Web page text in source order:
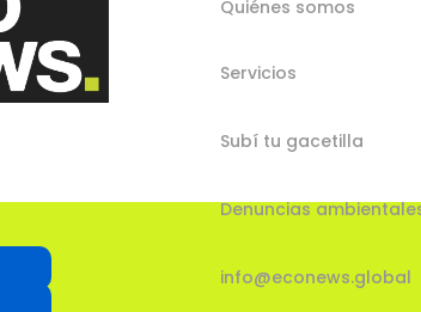
Quiénes somos
Servicios
Subí tu gacetilla
Denuncias
info@econews.global